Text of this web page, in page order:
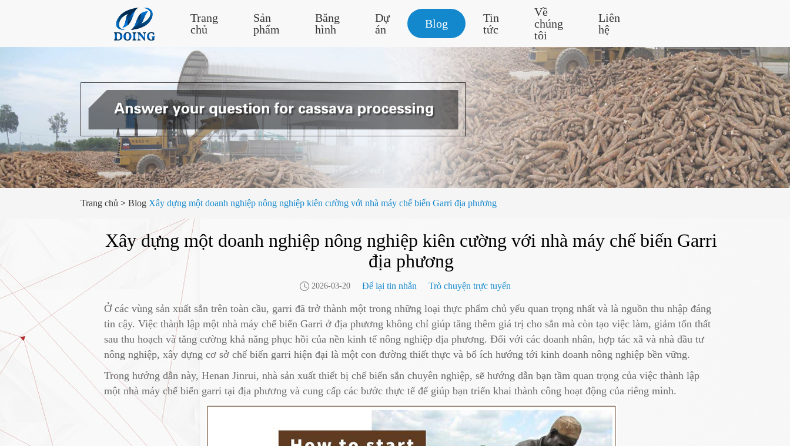
Trang
chủ
Sản
phẩm
Băng
hình
Dự
án
Blog
Tin
tức
Về
chúng
tôi
Liên
hệ
Trang chủ > Blog Xây dựng một doanh nghiệp nông nghiệp kiên cường với nhà máy chế biến Garri địa phương
Xây dựng một doanh nghiệp nông nghiệp kiên cường với nhà máy chế biến Garri
địa phương
2026-03-20 Để lại tin nhắn Trò chuyện trực tuyến
Ở các vùng sản xuất sắn trên toàn cầu, garri đã trở thành một trong những loại thực phẩm chủ yếu quan trọng nhất và là nguồn thu nhập đáng
tin cậy. Việc thành lập một nhà máy chế biến Garri ở địa phương không chỉ giúp tăng thêm giá trị cho sắn mà còn tạo việc làm, giảm tổn thất
sau thu hoạch và tăng cường khả năng phục hồi của nền kinh tế nông nghiệp địa phương. Đối với các doanh nhân, hợp tác xã và nhà đầu tư
nông nghiệp, xây dựng cơ sở chế biến garri hiện đại là một con đường thiết thực và bổ ích hướng tới kinh doanh nông nghiệp bền vững.
Trong hướng dẫn này, Henan Jinrui, nhà sản xuất thiết bị chế biến sắn chuyên nghiệp, sẽ hướng dẫn bạn tầm quan trọng của việc thành lập
một nhà máy chế biến garri tại địa phương và cung cấp các bước thực tế để giúp bạn triển khai thành công hoạt động của riêng mình.